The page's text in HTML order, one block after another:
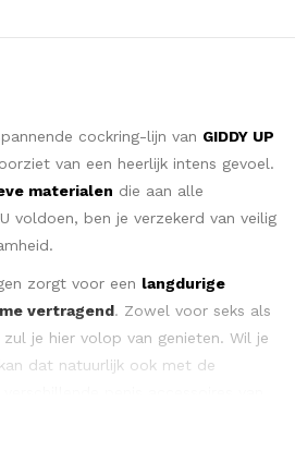
cockring-lijn van GIDDY UP
van een heerlijk intens gevoel.
materialen die aan alle
voldoen, ben je verzekerd van veilig
zorgt voor een langdurige
vertragend. Zowel voor seks als
je hier volop van genieten. Wil je
dat natuurlijk ook met de